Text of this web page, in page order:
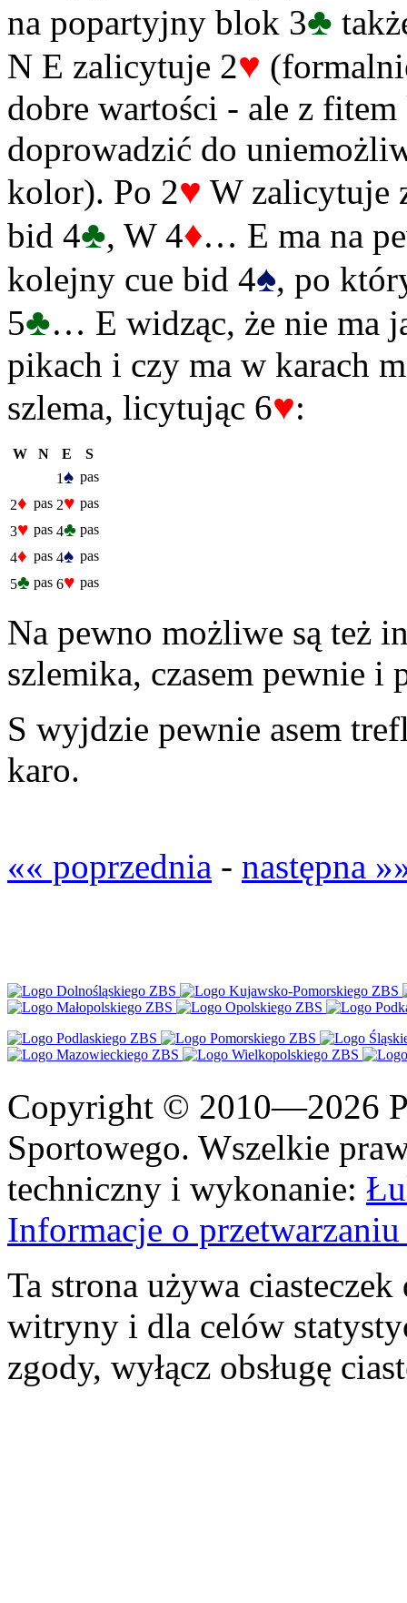
na popartyjny blok 3♣
N E zalicytuje 2♥
dobre wartości - ale z
doprowadzić do
kolor). Po 2♥ W zalicytuje
bid 4♣, W 4♦… E ma na
kolejny cue bid 4♠, po
5♣… E widząc, że nie ma
pikach i czy ma w karach
szlema, licytując 6♥:
W N E
S
1♠ pas
2♦ pas 2♥ pas
3♥ pas 4♣ pas
4♦ pas 4♠ pas
5♣ pas 6♥ pas
Na pewno możliwe są też
szlemika, czasem pewnie
S wyjdzie pewnie asem
karo.
«« poprzednia - następna
Copyright © 2010—2026
Sportowego. Wszelkie
techniczny i wykonanie:
Informacje o
Ta strona używa
witryny i dla celów
zgody, wyłącz obsługę